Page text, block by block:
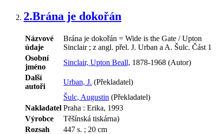
2.Brána je dokořán
Názvové
údaje
Brána je dokořán = Wide is the Gate / Upton
Sinclair ; z angl. přel. J. Urban a A. Šulc. Část 1
Osobní
jméno
Sinclair, Upton Beall, 1878-1968 (Autor)
Další
autoři
Urban, J. (Překladatel)
Šulc, Augustin (Překladatel)
Nakladatel Praha : Erika, 1993
Výrobce
Těšínská tiskárna)
Rozsah
447 s. ; 20 cm